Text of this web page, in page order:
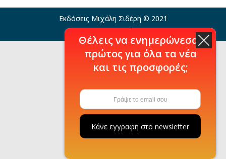
Εκδόσεις Μιχάλη Σιδέρη © 2021
Η εταιρία
Θέλεις να ενημερώνεσαι
πρώτος για όλα τα νέα
και τις προσφορές;
Κάνε εγγραφή στο newsletter